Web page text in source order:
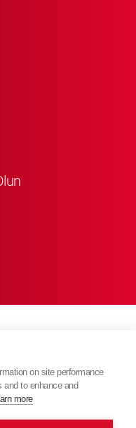
on site performance
and to enhance and
more